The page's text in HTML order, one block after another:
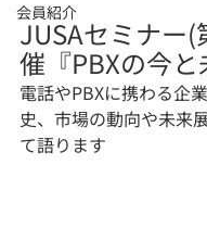
会員紹介
JUSAセミナー(
催『PBXの今と
電話やPBXに携わる企
史、市場の動向や未来
て語ります